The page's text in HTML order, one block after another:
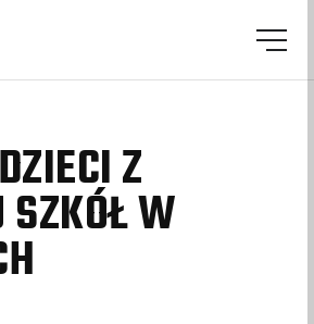
Z
SZKÓŁ W